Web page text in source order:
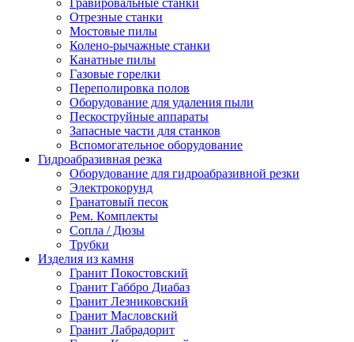
Гравировальные станки
Отрезные станки
Мостовые пилы
Колено-рычажные станки
Канатные пилы
Газовые горелки
Переполировка полов
Оборудование для удаления пыли
Пескоструйные аппараты
Запасные части для станков
Вспомогательное оборудование
Гидроабразивная резка
Оборудование для гидроабразивной резки
Электрокорунд
Гранатовый песок
Рем. Комплекты
Сопла / Дюзы
Трубки
Изделия из камня
Гранит Покостовский
Гранит Габбро Диабаз
Гранит Лезниковский
Гранит Масловский
Гранит Лабрадорит